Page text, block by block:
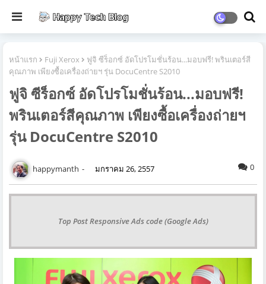
หน้าแรก Fuji Xerox
ฟูจิ ซีร็อกซ์ อัดโปรโมชั่นร้อน...มอบฟรี! พรินเตอร์สี
คุณภาพ เพียงซื้อเครื่องถ่ายฯ รุ่น DocuCentre S2010
ฟูจิ ซีร็อกซ์ อัดโปรโมชั่นร้อน...มอบฟรี!
พรินเตอร์สีคุณภาพ เพียงซื้อเครื่องถ่ายฯ
รุ่น DocuCentre S2010
happymanth มกราคม 26, 2557 0
Top Post Responsive Ads code (Google Ads)